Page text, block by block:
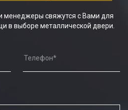
менеджеры свяжутся с Вами для
в выборе металлической двери.